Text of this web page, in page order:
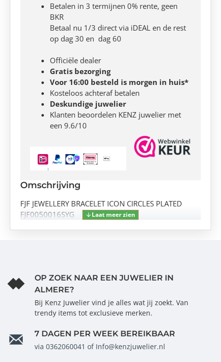
Betalen in 3 termijnen 0% rente, geen
BKR
Betaal nu 1/3 direct via iDEAL en de rest
op dag 30 en dag 60
Officiële dealer
Gratis bezorging
Voor 16:00 besteld is morgen in huis*
Kosteloos achteraf betalen
Deskundige juwelier
Klanten beoordelen KENZ juwelier met
een 9.6/10
Omschrijving
FJF JEWELLERY BRACELET ICON CIRCLES PLATED
FJF0050016SYG
OP ZOEK NAAR EEN JUWELIER IN
ALMERE?
Bij Kenz Juwelier vind je alles wat jij zoekt. Van
trendy items tot exclusieve merken.
7 DAGEN PER WEEK BEREIKBAAR
via 0362060041 of Info@kenzjuwelier.nl